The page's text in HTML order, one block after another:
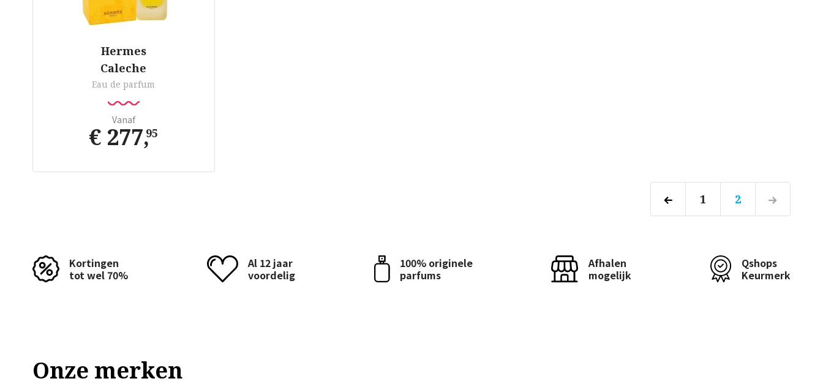
Hermes
Caleche
Eau de parfum
Vanaf
€ 277,95
1 2
Kortingen
tot wel 70%
Al 12 jaar
voordelig
100% originele
parfums
Afhalen
mogelijk
Qshops
Keurmerk
Onze merken